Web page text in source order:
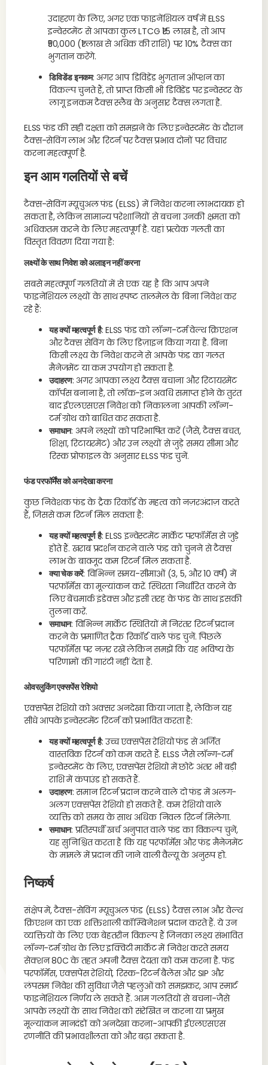
उदाहरण के लिए, अगर एक फाइनेंशियल वर्ष में ELSS
इन्वेस्टमेंट से आपका कुल LTCG ₹1.5 लाख है, तो आप
₹50,000 (₹1 लाख से अधिक की राशि) पर 10% टैक्स का
भुगतान करेंगे.
डिविडेंड इनकम: अगर आप डिविडेंड भुगतान ऑप्शन का
विकल्प चुनते हैं, तो प्राप्त किसी भी डिविडेंड पर इन्वेस्टर के
लागू इनकम टैक्स स्लैब के अनुसार टैक्स लगता है.
ELSS फंड की सही दक्षता को समझने के लिए इन्वेस्टमेंट के दौरान
टैक्स-सेविंग लाभ और रिटर्न पर टैक्स प्रभाव दोनों पर विचार
करना महत्वपूर्ण है.
इन आम गलतियों से बचें
टैक्स-सेविंग म्यूचुअल फंड (ELSS) में निवेश करना लाभदायक हो
सकता है, लेकिन सामान्य परेशानियों से बचना उनकी क्षमता को
अधिकतम करने के लिए महत्वपूर्ण है. यहां प्रत्येक गलती का
विस्तृत विवरण दिया गया है:
लक्ष्यों के साथ निवेश को अलाइन नहीं करना
सबसे महत्वपूर्ण गलतियों में से एक यह है कि आप अपने
फाइनेंशियल लक्ष्यों के साथ स्पष्ट तालमेल के बिना निवेश कर
रहे हैं:
यह क्यों महत्वपूर्ण है: ELSS फंड को लॉन्ग-टर्म वेल्थ क्रिएशन
और टैक्स सेविंग के लिए डिज़ाइन किया गया है. बिना
किसी लक्ष्य के निवेश करने से आपके फंड का गलत
मैनेजमेंट या कम उपयोग हो सकता है.
उदाहरण: अगर आपका लक्ष्य टैक्स बचाना और रिटायरमेंट
कॉर्पस बनाना है, तो लॉक-इन अवधि समाप्त होने के तुरंत
बाद ईएलएसएस निवेश को निकालना आपकी लॉन्ग-
टर्म ग्रोथ को बाधित कर सकता है.
समाधान: अपने लक्ष्यों को परिभाषित करें (जैसे, टैक्स बचत,
शिक्षा, रिटायरमेंट) और उन लक्ष्यों से जुड़े समय सीमा और
रिस्क प्रोफाइल के अनुसार ELSS फंड चुनें.
फंड परफॉर्मेंस को अनदेखा करना
कुछ निवेशक फंड के ट्रैक रिकॉर्ड के महत्व को नज़रअंदाज़ करते
हैं, जिससे कम रिटर्न मिल सकता है:
यह क्यों महत्वपूर्ण है: ELSS इन्वेस्टमेंट मार्केट परफॉर्मेंस से जुड़े
होते हैं. खराब प्रदर्शन करने वाले फंड को चुनने से टैक्स
लाभ के बावजूद कम रिटर्न मिल सकता है.
क्या चेक करें: विभिन्न समय-सीमाओं (3, 5, और 10 वर्ष) में
परफॉर्मेंस का मूल्यांकन करें. स्थिरता निर्धारित करने के
लिए बेंचमार्क इंडेक्स और इसी तरह के फंड के साथ इसकी
तुलना करें.
समाधान: विभिन्न मार्केट स्थितियों में निरंतर रिटर्न प्रदान
करने के प्रमाणित ट्रैक रिकॉर्ड वाले फंड चुनें. पिछले
परफॉर्मेंस पर नज़र रखें लेकिन समझें कि यह भविष्य के
परिणामों की गारंटी नहीं देता है.
ओवरलुकिंग एक्सपेंस रेशियो
एक्सपेंस रेशियो को अक्सर अनदेखा किया जाता है, लेकिन यह
सीधे आपके इन्वेस्टमेंट रिटर्न को प्रभावित करता है:
यह क्यों महत्वपूर्ण है: उच्च एक्सपेंस रेशियो फंड से अर्जित
वास्तविक रिटर्न को कम करते हैं. ELSS जैसे लॉन्ग-टर्म
इन्वेस्टमेंट के लिए, एक्सपेंस रेशियो में छोटे अंतर भी बड़ी
राशि में कंपाउंड हो सकते हैं.
उदाहरण: समान रिटर्न प्रदान करने वाले दो फंड में अलग-
अलग एक्सपेंस रेशियो हो सकते हैं. कम रेशियो वाले
व्यक्ति को समय के साथ अधिक निवल रिटर्न मिलेगा.
समाधान: प्रतिस्पर्धी खर्च अनुपात वाले फंड का विकल्प चुनें,
यह सुनिश्चित करता है कि यह परफॉर्मेंस और फंड मैनेजमेंट
के मामले में प्रदान की जाने वाली वैल्यू के अनुरूप हो.
निष्कर्ष
संक्षेप में, टैक्स-सेविंग म्यूचुअल फंड (ELSS) टैक्स लाभ और वेल्थ
क्रिएशन का एक शक्तिशाली कॉम्बिनेशन प्रदान करते हैं. ये उन
व्यक्तियों के लिए एक बेहतरीन विकल्प हैं जिनका लक्ष्य संभावित
लॉन्ग-टर्म ग्रोथ के लिए इक्विटी मार्केट में निवेश करते समय
सेक्शन 80C के तहत अपनी टैक्स देयता को कम करना है. फंड
परफॉर्मेंस, एक्सपेंस रेशियो, रिस्क-रिटर्न बैलेंस और SIP और
लंपसम निवेश की सुविधा जैसे पहलुओं को समझकर, आप स्मार्ट
फाइनेंशियल निर्णय ले सकते हैं. आम गलतियों से बचना-जैसे
आपके लक्ष्यों के साथ निवेश को संरेखित न करना या प्रमुख
मूल्यांकन मानदंडों को अनदेखा करना-आपकी ईएलएसएस
रणनीति की प्रभावशीलता को और बढ़ा सकता है.